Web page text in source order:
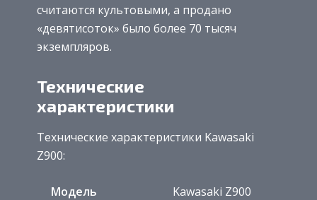
считаются культовыми, а продано
«девятисоток» было более 70 тысяч
экземпляров.
Технические
характеристики
Технические характеристики Kawasaki
Z900:
Модель Kawasaki Z900